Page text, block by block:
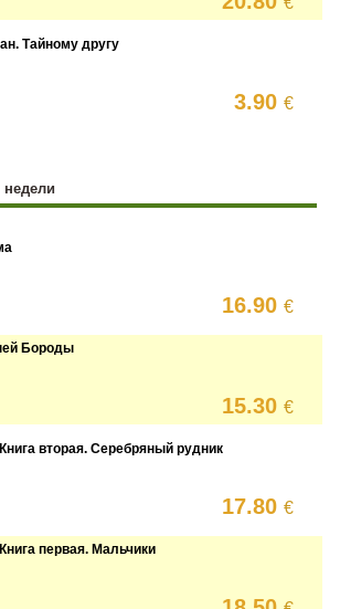
Тайному другу
3.90€
недели
16.90€
Бороды
15.30€
вторая. Серебряный рудник
17.80€
первая. Мальчики